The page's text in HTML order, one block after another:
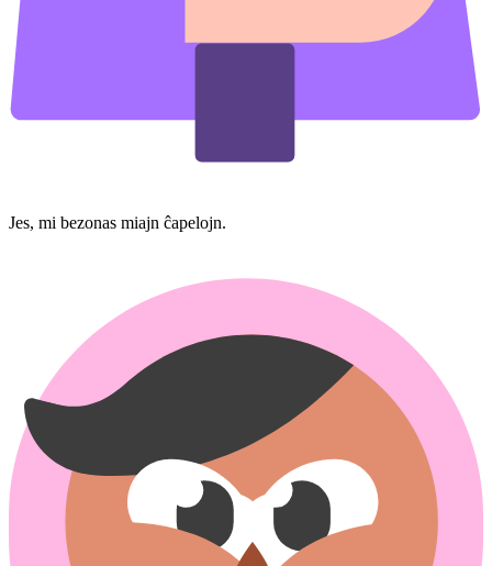
Jes, mi bezonas miajn ĉapelojn.